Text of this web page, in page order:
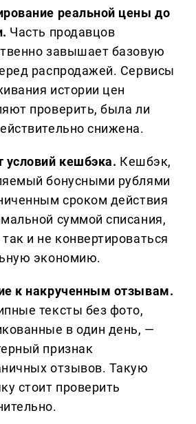
реальной цены до
Часть продавцов
завышает базовую
распродажей. Сервисы
истории цен
проверить, была ли
снижена.
условий кешбэка. Кешбэк,
бонусными рублями
сроком действия
суммой списания,
и не конвертироваться
экономию.
к накрученным отзывам.
тексты без фото,
в один день, —
признак
отзывов. Такую
стоит проверить